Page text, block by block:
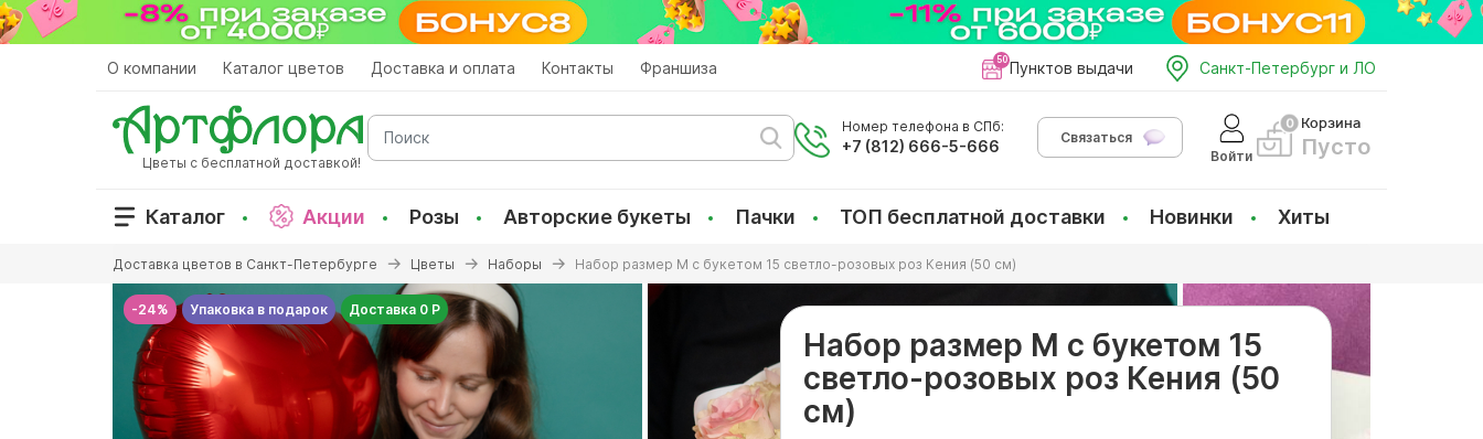
Перейти
к
О компании Каталог цветов Доставка и оплата Контакты Франшиза Пунктов выдачи Санкт-Петербург и ЛО
Цветы с бесплатной доставкой!
Поиск
Номер телефона в СПб:
+7 (812) 666-5-666
Связаться
Войти
Корзина
Пусто
Каталог Акции Розы Авторские букеты Пачки ТОП бесплатной доставки Новинки Хиты
здесь
Доставка цветов в Санкт-Петербурге Цветы Наборы Набор размер M с букетом 15 светло-розовых роз Кения (50 см)
-24% Упаковка в подарок Доставка 0 Р
Набор размер M с букетом 15
светло-розовых роз Кения (50
см)